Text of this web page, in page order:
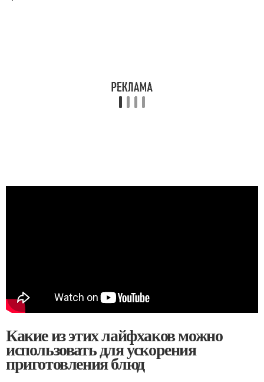
Какие из этих лайфхаков можно
использовать для ускорения
приготовления блюд